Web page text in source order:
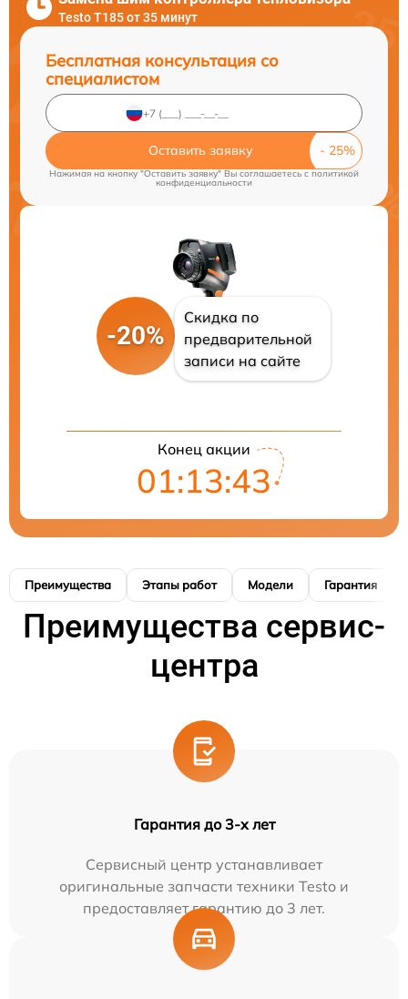
Testo T185 от 35 минут
Бесплатная консультация со
специалистом
Оставить заявку
Нажимая на кнопку "Оставить заявку" Вы соглашаетесь cполитикой
конфиденциальности
-20%
Скидка по
предварительной
записи на сайте
Конец акции
01:13:42
Преимущества Этапы работ Модели Гарантия
Преимущества сервис-
центра
Гарантия до 3-х лет
Сервисный центр устанавливает
оригинальные запчасти техники Testo и
предоставляет гарантию до 3 лет.